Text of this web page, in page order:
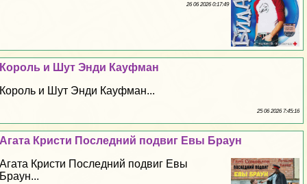
26 06 2026 0:17:49
Король и Шут Энди Кауфман
Король и Шут Энди Кауфман...
25 06 2026 7:45:16
Агата Кристи Последний подвиг Евы Браун
Агата Кристи Последний подвиг Евы
Браун...